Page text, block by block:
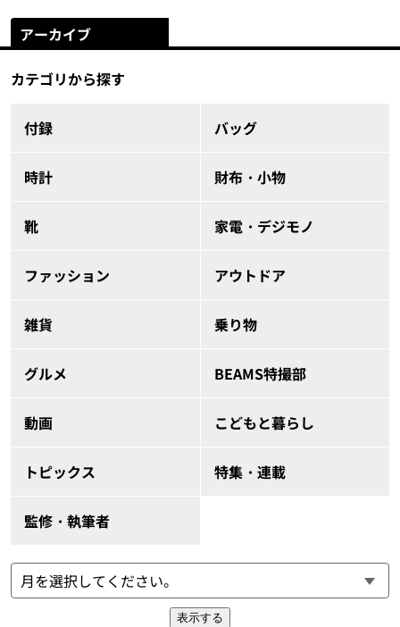
アーカイブ
カテゴリから探す
付録 バッグ
時計 財布・小物
靴 家電・デジモノ
ファッション アウトドア
雑貨 乗り物
グルメ BEAMS特撮部
動画 こどもと暮らし
トピックス 特集・連載
監修・執筆者
表示する